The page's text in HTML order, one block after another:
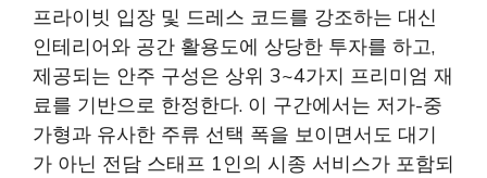
프라이빗 입장 및 드레스 코드를 강조하는 대신
인테리어와 공간 활용도에 상당한 투자를 하고,
제공되는 안주 구성은 상위 3~4가지 프리미엄 재
료를 기반으로 한정한다. 이 구간에서는 저가-중
가형과 유사한 주류 선택 폭을 보이면서도 대기
가 아닌 전담 스태프 1인의 시종 서비스가 포함되